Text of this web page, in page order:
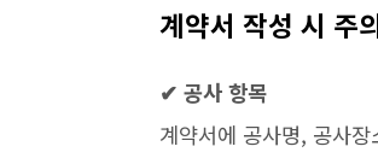
계약서 작성 시 주
✔ 공사 항목
계약서에 공사명, 공사